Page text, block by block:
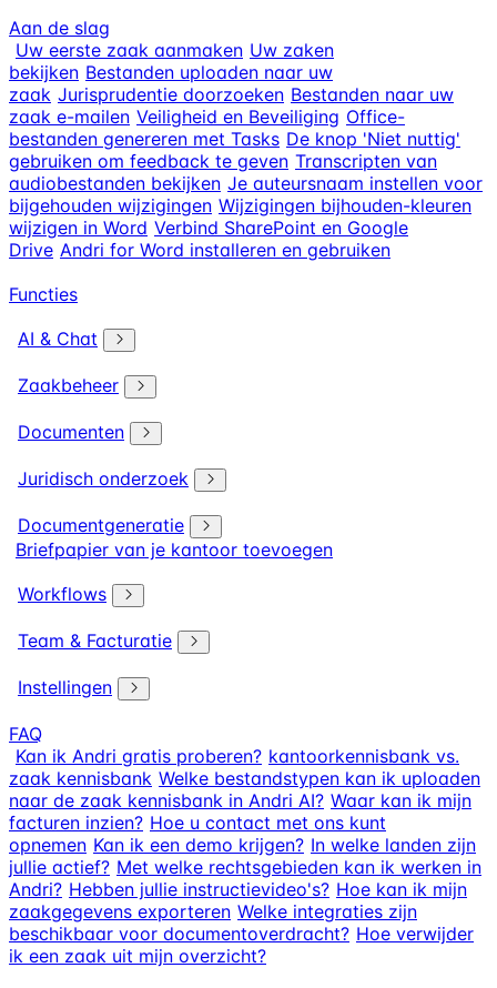
Aan de slag
Uw eerste zaak aanmaken Uw zaken
bekijken Bestanden uploaden naar uw
zaak Jurisprudentie doorzoeken Bestanden naar uw
zaak e-mailen Veiligheid en Beveiliging Office-
bestanden genereren met Tasks De knop 'Niet nuttig'
gebruiken om feedback te geven Transcripten van
audiobestanden bekijken Je auteursnaam instellen voor
bijgehouden wijzigingen Wijzigingen bijhouden-kleuren
wijzigen in Word Verbind SharePoint en Google
Drive Andri for Word installeren en gebruiken
Functies
AI & Chat
Zaakbeheer
Documenten
Juridisch onderzoek
Documentgeneratie
Briefpapier van je kantoor toevoegen
Workflows
Team & Facturatie
Instellingen
FAQ
Kan ik Andri gratis proberen? kantoorkennisbank vs.
zaak kennisbank Welke bestandstypen kan ik uploaden
naar de zaak kennisbank in Andri AI? Waar kan ik mijn
facturen inzien? Hoe u contact met ons kunt
opnemen Kan ik een demo krijgen? In welke landen zijn
jullie actief? Met welke rechtsgebieden kan ik werken in
Andri? Hebben jullie instructievideo's? Hoe kan ik mijn
zaakgegevens exporteren Welke integraties zijn
beschikbaar voor documentoverdracht? Hoe verwijder
ik een zaak uit mijn overzicht?